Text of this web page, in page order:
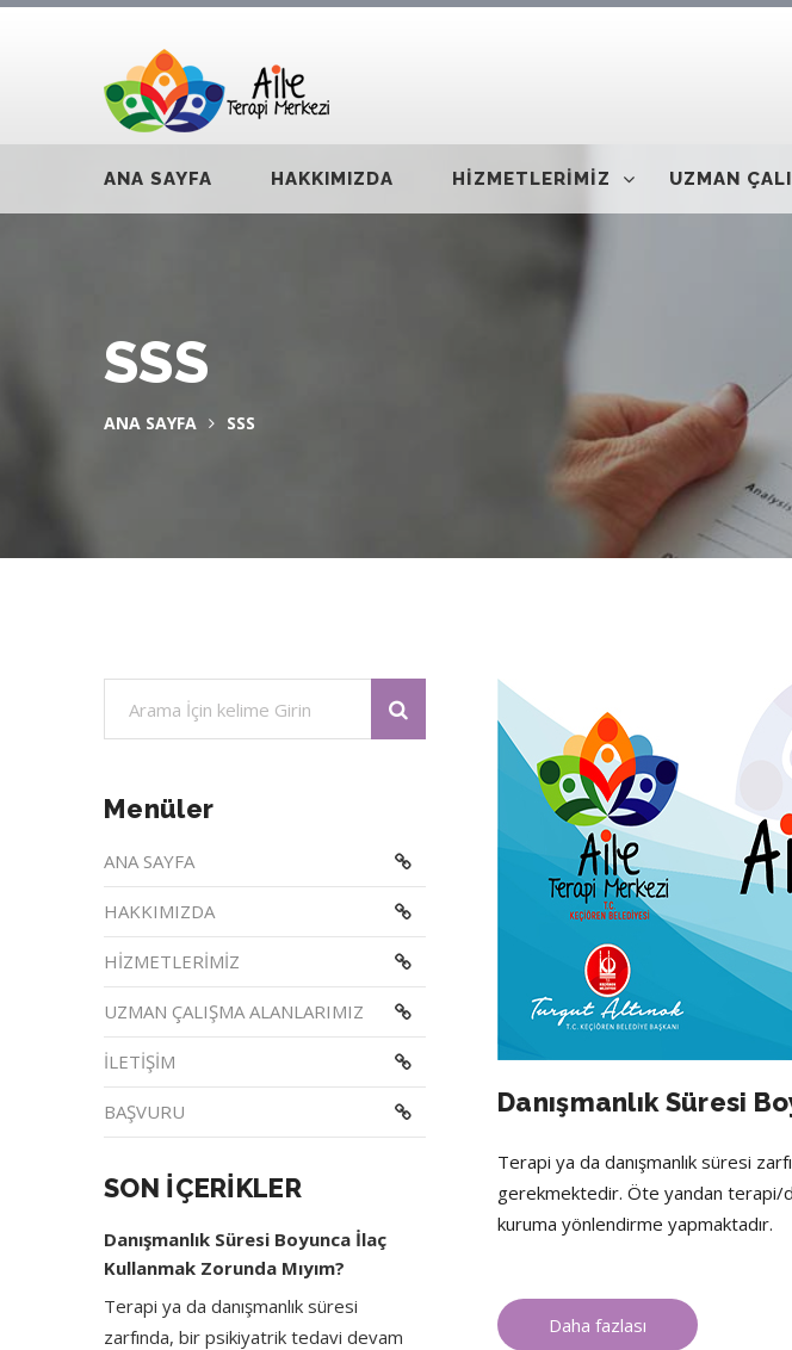
ANA SAYFA HAKKIMIZDA HİZMETLERİMİZ UZMAN
SSS
ANA SAYFA SSS
Menüler
ANA SAYFA
HAKKIMIZDA
HİZMETLERİMİZ
UZMAN ÇALIŞMA ALANLARIMIZ
İLETİŞİM
BAŞVURU
SON İÇERİKLER
Danışmanlık Süresi Boyunca İlaç
Kullanmak Zorunda Mıyım?
Terapi ya da danışmanlık süresi
zarfında, bir psikiyatrik tedavi devam
Danışmanlık Süresi
Terapi ya da danışmanlık süresi
gerekmektedir. Öte yandan terapi/
kuruma yönlendirme yapmaktadır.
Daha fazlası